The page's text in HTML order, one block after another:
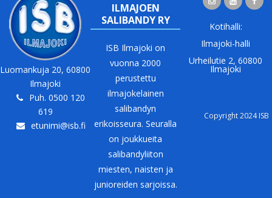
Luomankuja 20, 60800
Ilmajoki
Puh. 0500 120
619
etunimi@isb.fi
ILMAJOEN
SALIBANDY RY
ISB Ilmajoki on
vuonna 2000
perustettu
ilmajokelainen
salibandyn
erikoisseura. Seuralla
on joukkueita
salibandyliiton
miesten, naisten ja
junioreiden sarjoissa.
Kotihalli:
Ilmajoki-halli
Urheilutie 2, 60800
Ilmajoki
Copyright 2024 ISB